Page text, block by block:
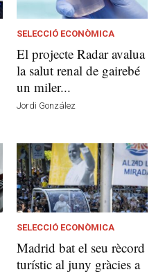
SELECCIÓ ECONÒMICA
El projecte Radar avalua
la salut renal de gairebé
un miler...
Jordi González
SELECCIÓ ECONÒMICA
Madrid bat el seu rècord
turístic al juny gràcies a